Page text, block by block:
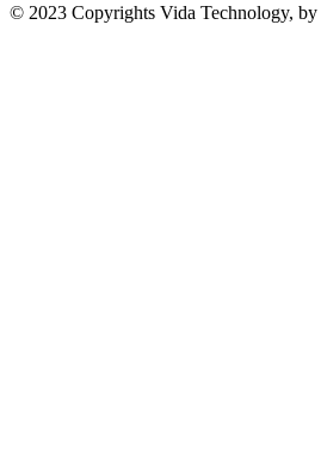
© 2023 Copyrights Vida Technology, by